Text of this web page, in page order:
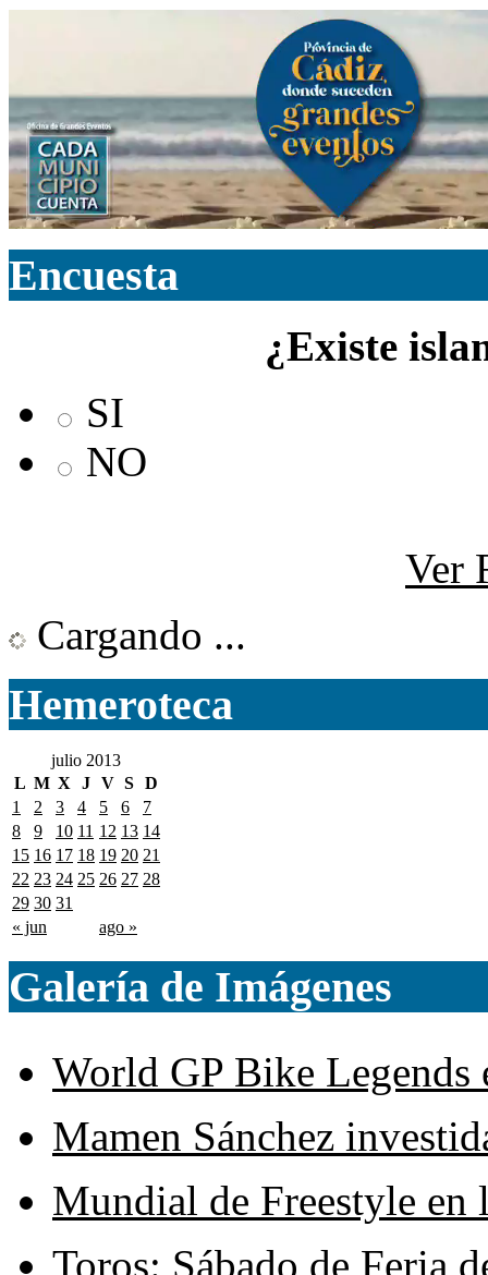
Encuesta
¿Existe
SI
NO
Ver
Cargando ...
Hemeroteca
julio 2013
L M X J V S D
« jun ago »
1 2 3 4 5 6
7
8
9 10 11 12 13 14
15 16 17 18 19 20 21
22 23 24 25 26 27 28
29 30 31
Galería de Imágenes
World GP Bike Legends
Mamen Sánchez
Mundial de Freestyle en
Toros: Sábado de Feria